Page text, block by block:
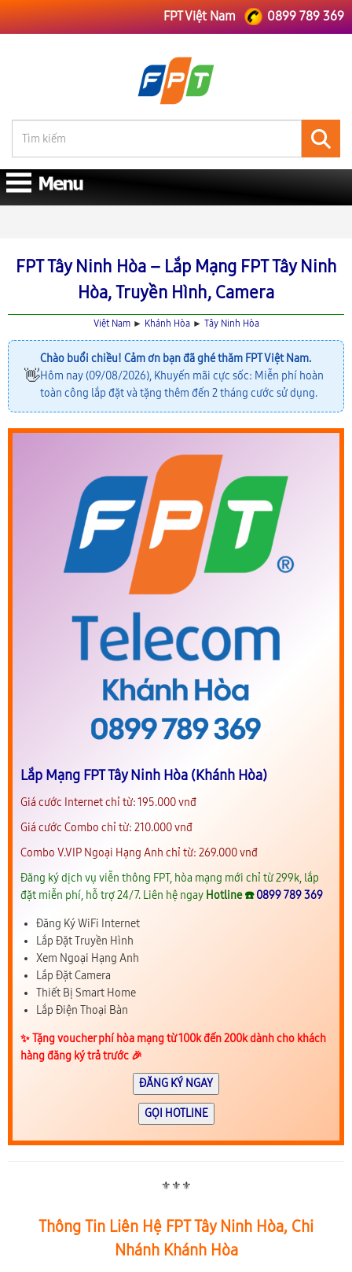
FPT Việt Nam 0899 789 369
FPT Tây Ninh Hòa – Lắp Mạng FPT Tây Ninh
Hòa, Truyền Hình, Camera
Việt Nam► Khánh Hòa► Tây Ninh Hòa
👋
Chào buổi chiều! Cảm ơn bạn đã ghé thăm FPT Việt Nam.
Hôm nay (09/08/2026), Khuyến mãi cực sốc: Miễn phí hoàn
toàn công lắp đặt và tặng thêm đến 2 tháng cước sử dụng.
Lắp Mạng FPT Tây Ninh Hòa (Khánh Hòa)
Giá cước Internet chỉ từ: 195.000 vnđ
Giá cước Combo chỉ từ: 210.000 vnđ
Combo V.VIP Ngoại Hạng Anh chỉ từ: 269.000 vnđ
Đăng ký dịch vụ viễn thông FPT, hòa mạng mới chỉ từ 299k, lắp
đặt miễn phí, hỗ trợ 24/7. Liên hệ ngay Hotline ☎️0899 789 369
Đăng Ký WiFi Internet
Lắp Đặt Truyền Hình
Xem Ngoại Hạng Anh
Lắp Đặt Camera
Thiết Bị Smart Home
Lắp Điện Thoại Bàn
✨️ Tặng voucher phí hòa mạng từ 100k đến 200k dành cho khách
hàng đăng ký trả trước 🎉
ĐĂNG KÝ NGAY
GỌI HOTLINE
⚜️⚜️⚜️
Thông Tin Liên Hệ FPT Tây Ninh Hòa, Chi
Nhánh Khánh Hòa